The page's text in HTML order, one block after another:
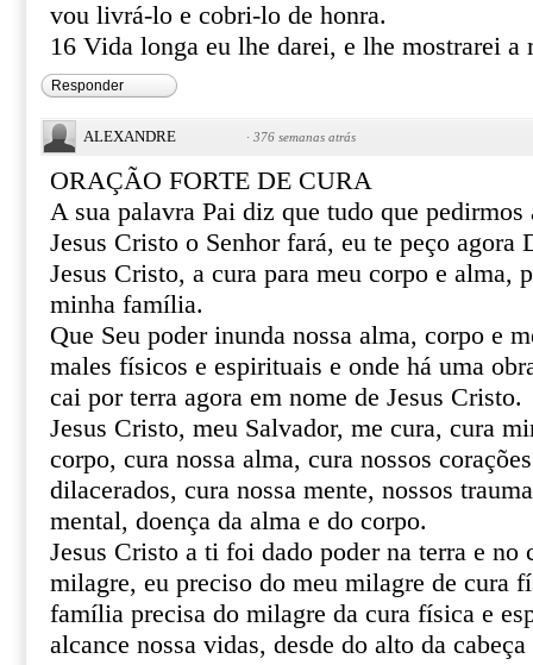
vou livrá-lo e cobri-lo de honra.
16 Vida longa eu lhe darei, e lhe mostrarei a
Responder
ALEXANDRE · 376 semanas atrás
ORAÇÃO FORTE DE CURA
A sua palavra Pai diz que tudo que pedirmos
Jesus Cristo o Senhor fará, eu te peço agora
Jesus Cristo, a cura para meu corpo e alma,
minha família.
Que Seu poder inunda nossa alma, corpo e
males físicos e espirituais e onde há uma
cai por terra agora em nome de Jesus Cristo.
Jesus Cristo, meu Salvador, me cura, cura
corpo, cura nossa alma, cura nossos
dilacerados, cura nossa mente, nossos
mental, doença da alma e do corpo.
Jesus Cristo a ti foi dado poder na terra e no
milagre, eu preciso do meu milagre de cura
família precisa do milagre da cura física e
alcance nossa vidas, desde do alto da